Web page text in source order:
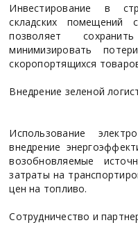
Инвестирование в
складских помещений
позволяет
минимизировать
скоропортящихся
Внедрение зеленой
Использование
внедрение
возобновляемые
затраты на
цен на топливо.
Сотрудничество и